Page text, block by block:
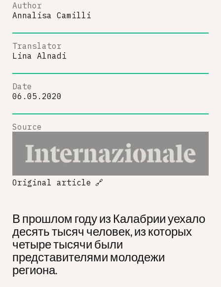
В прошлом году из Калабрии уехало
десять тысяч человек, из которых
четыре тысячи были
представителями молодежи
региона.
Author
Annalisa Camilli
Translator
Lina Alnadi
Date
06.05.2020
Source
Original article 🔗